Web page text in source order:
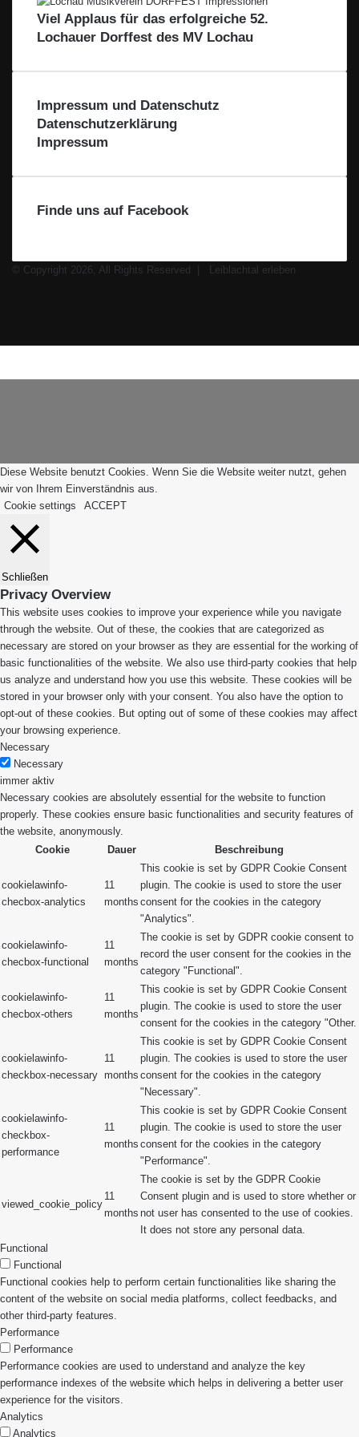
i
o
ü
g
n
t
Viel Applaus für das erfolgreiche 52.
Lochauer Dorffest des MV Lochau
Impressum und Datenschutz
Datenschutzerklärung
Impressum
Finde uns auf Facebook
© Copyright 2026, All Rights Reserved |
Leiblachtal erleben
Diese Website benutzt Cookies. Wenn Sie die Website weiter nutzt, gehen
wir von Ihrem Einverständnis aus.
Cookie settings
ACCEPT
Schließen
Privacy Overview
This website uses cookies to improve your experience while you navigate
through the website. Out of these, the cookies that are categorized as
necessary are stored on your browser as they are essential for the working of
basic functionalities of the website. We also use third-party cookies that help
us analyze and understand how you use this website. These cookies will be
stored in your browser only with your consent. You also have the option to
opt-out of these cookies. But opting out of some of these cookies may affect
your browsing experience.
Necessary
Necessary
immer aktiv
Necessary cookies are absolutely essential for the website to function
properly. These cookies ensure basic functionalities and security features of
the website, anonymously.
Cookie
Dauer Beschreibung
cookielawinfo-
checbox-analytics
11
months
This cookie is set by GDPR Cookie Consent
plugin. The cookie is used to store the user
consent for the cookies in the category
"Analytics".
cookielawinfo-
checbox-functional
11
months
The cookie is set by GDPR cookie consent to
record the user consent for the cookies in the
category "Functional".
cookielawinfo-
checbox-others
11
months
This cookie is set by GDPR Cookie Consent
plugin. The cookie is used to store the user
consent for the cookies in the category "Other.
cookielawinfo-
checkbox-necessary
11
months
This cookie is set by GDPR Cookie Consent
plugin. The cookies is used to store the user
consent for the cookies in the category
"Necessary".
cookielawinfo-
checkbox-
performance
11
months
This cookie is set by GDPR Cookie Consent
plugin. The cookie is used to store the user
consent for the cookies in the category
"Performance".
viewed_cookie_policy
11
months
The cookie is set by the GDPR Cookie
Consent plugin and is used to store whether or
not user has consented to the use of cookies.
It does not store any personal data.
Functional
Functional
Functional cookies help to perform certain functionalities like sharing the
content of the website on social media platforms, collect feedbacks, and
other third-party features.
Performance
Performance
Performance cookies are used to understand and analyze the key
performance indexes of the website which helps in delivering a better user
experience for the visitors.
Analytics
Analytics